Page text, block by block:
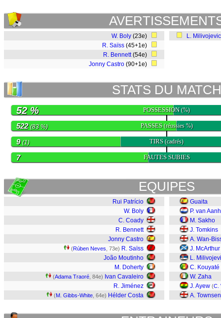
W. Boly (23e)
R. Saïss (45+1e)
R. Bennett(54e)
Jonny Castro (90+1e)
L. Milivojevic
STATS DU MATCH
POSSESSION(%)
52 %
PASSES(réussies %)
522(83 %)
TIRS(cadrés)
9(1)
FAUTES SUBIES
7
EQUIPES
Rui Patrício
W. Boly
C. Coady
R. Bennett
Jonny Castro
(Rúben Neves , 73e) R. Saïss
João Moutinho
M. Doherty
(Adama Traoré , 84e) Ivan Cavaleiro
R. Jiménez
(M. Gibbs-White , 64e) Hélder Costa
Guaita
P. van
M. Sakho
J. Tomkins
A. Wan-
J. McArthur
L.
C. Kouyaté
W. Zaha
J. Ayew (C.
A.